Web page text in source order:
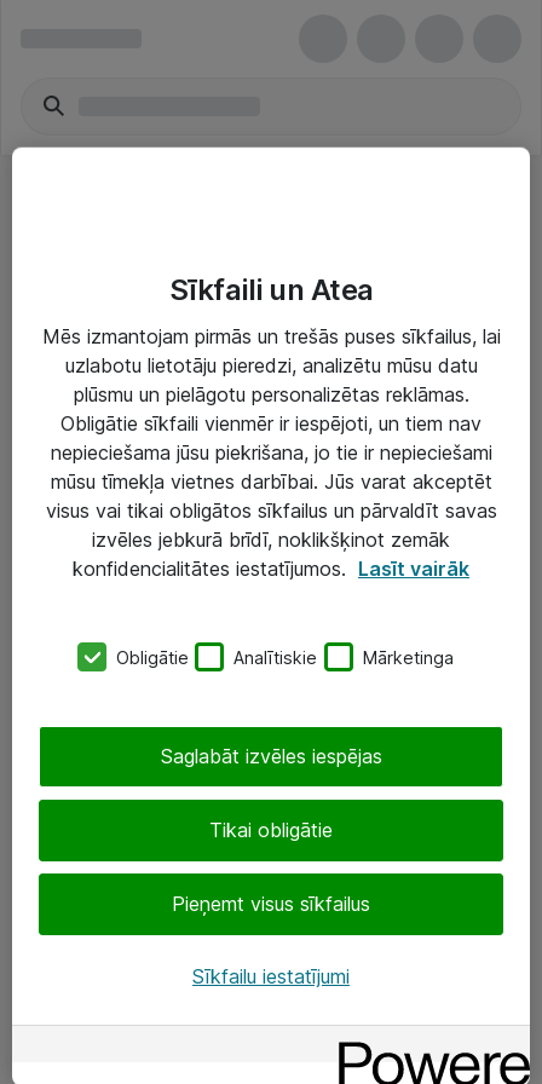
Risinājumi & Pakalpojumi
IT serviss un atbalsts
IT infrastruktūra
Darba vietu IT risinājumi
SIA „ATEA”
+(371) 67 81 90 50
eShop@atea.lv
Sekojiet mums
Sīkfaili un Atea
Mēs izmantojam pirmās un trešās puses sīkfailus, lai
uzlabotu lietotāju pieredzi, analizētu mūsu datu
plūsmu un pielāgotu personalizētas reklāmas.
Obligātie sīkfaili vienmēr ir iespējoti, un tiem nav
nepieciešama jūsu piekrišana, jo tie ir nepieciešami
mūsu tīmekļa vietnes darbībai. Jūs varat akceptēt
visus vai tikai obligātos sīkfailus un pārvaldīt savas
izvēles jebkurā brīdī, noklikšķinot zemāk
konfidencialitātes iestatījumos. Lasīt vairāk
Obligātie Analītiskie Mārketinga
Tikai obligātie
Pieņemt visus sīkfailus
Saglabāt izvēles iespējas
Sīkfailu iestatījumi